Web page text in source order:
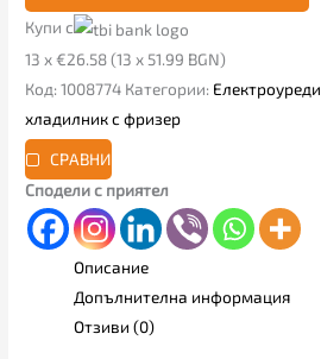
Купи с
13 x €26.58 (13 x 51.99 BGN)
Код:1008774 Категории: Електроуреди
хладилник с фризер
СРАВНИ
Сподели с приятел
Описание
Допълнителна информация
Отзиви (0)